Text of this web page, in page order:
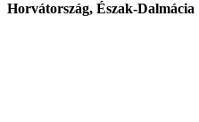
Horvátország, Észak-Dalmácia